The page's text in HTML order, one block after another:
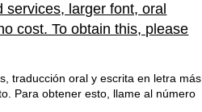
larger font, oral
cost. To obtain this, please
traducción oral y escrita en letra más
Para obtener esto, llame al número